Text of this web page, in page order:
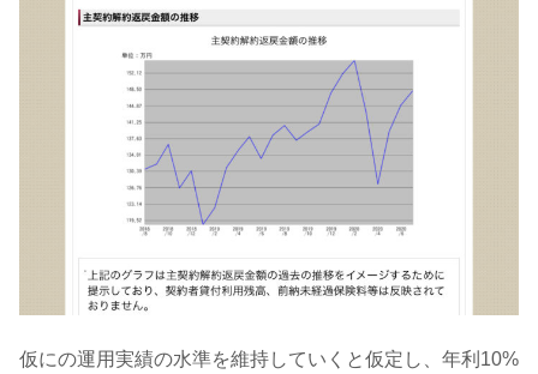
仮にの運用実績の水準を維持していくと仮定し、年利10%